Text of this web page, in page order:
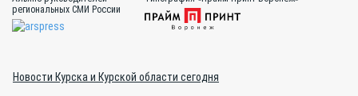
региональных СМИ России
Новости Курска и Курской области сегодня